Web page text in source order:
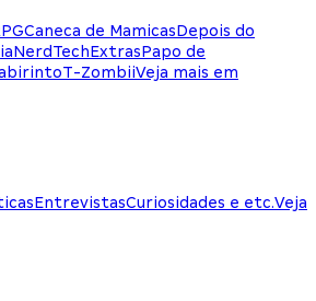
Caneca de MamicasDepois do
NerdTechExtrasPapo de
T-ZombiiVeja mais em
EntrevistasCuriosidades e etc.Veja